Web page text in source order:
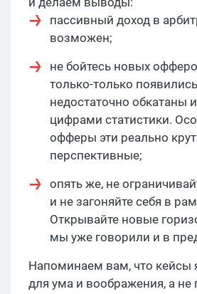
пассивный доход в
возможен;
не бойтесь новых
только-только
недостаточно обкатаны
цифрами статистики.
офферы эти реально
перспективные;
опять же, не
и не загоняйте себя в
Открывайте новые
мы уже говорили и в
Напоминаем вам, что кейсы
для ума и воображения, а не